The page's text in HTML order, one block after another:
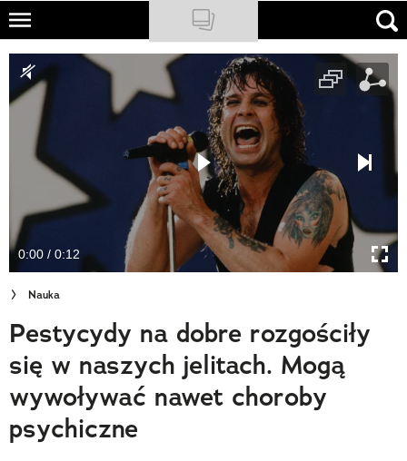
Skip
main
content
NATIONAL GEOGRAPHIC
TRAVELER
PODCASTY
Newsletter
Cuda Polski
Wielki Konkurs Fotograficzny
Trendbook Podróżniczy
Polecane
0:00 / 0:12
Nauka
Pestycydy na dobre rozgościły
się w naszych jelitach. Mogą
wywoływać nawet choroby
psychiczne